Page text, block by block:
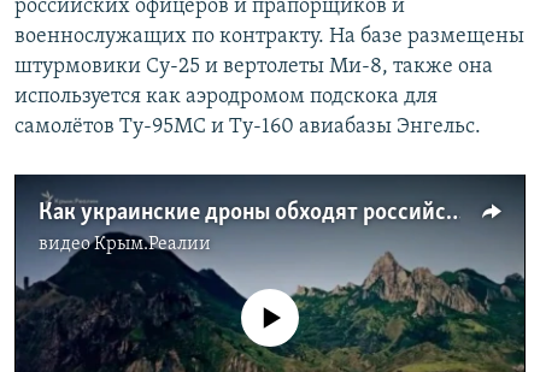
российских офицеров и прапорщиков и
военнослужащих по контракту. На базе размещены
штурмовики Су-25 и вертолеты Ми-8, также она
используется как аэродромом подскока для
самолётов Ту-95МС и Ту-160 авиабазы Энгельс.
Как украинские дроны обходят российскую ПВО | Крым.Реалии ТВ (видео)
видеоКрым.Реалии
No media source currently available